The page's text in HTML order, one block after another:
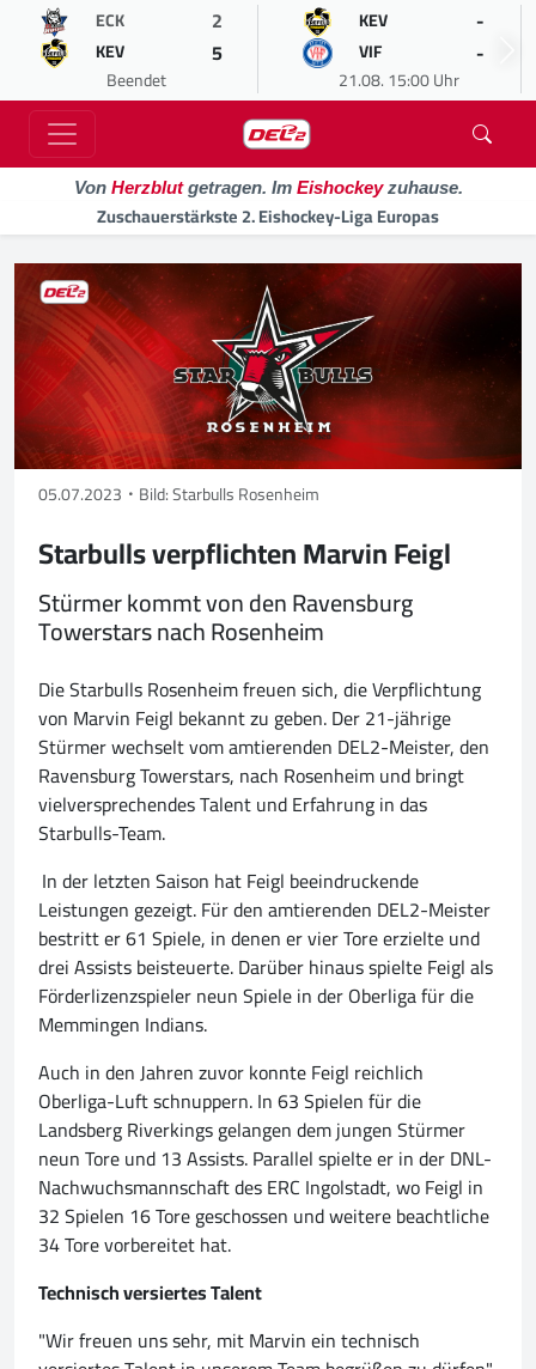
ECK 2
KEV 5
Beendet
KEV -
VIF -
21.08. 15:00 Uhr
Von Herzblutgetragen. Im Eishockeyzuhause.
Zuschauerstärkste 2. Eishockey-Liga Europas
05.07.2023 Bild: Starbulls Rosenheim
Starbulls verpflichten Marvin Feigl
Stürmer kommt von den Ravensburg
Towerstars nach Rosenheim
Die Starbulls Rosenheim freuen sich, die Verpflichtung
von Marvin Feigl bekannt zu geben. Der 21-jährige
Stürmer wechselt vom amtierenden DEL2-Meister, den
Ravensburg Towerstars, nach Rosenheim und bringt
vielversprechendes Talent und Erfahrung in das
Starbulls-Team.
In der letzten Saison hat Feigl beeindruckende
Leistungen gezeigt. Für den amtierenden DEL2-Meister
bestritt er 61 Spiele, in denen er vier Tore erzielte und
drei Assists beisteuerte. Darüber hinaus spielte Feigl als
Förderlizenzspieler neun Spiele in der Oberliga für die
Memmingen Indians.
Auch in den Jahren zuvor konnte Feigl reichlich
Oberliga-Luft schnuppern. In 63 Spielen für die
Landsberg Riverkings gelangen dem jungen Stürmer
neun Tore und 13 Assists. Parallel spielte er in der DNL-
Nachwuchsmannschaft des ERC Ingolstadt, wo Feigl in
32 Spielen 16 Tore geschossen und weitere beachtliche
34 Tore vorbereitet hat.
Technisch versiertes Talent
"Wir freuen uns sehr, mit Marvin ein technisch